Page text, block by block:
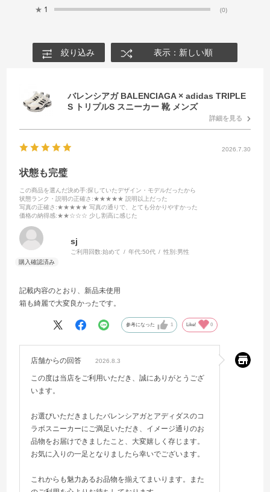
★ 1 (0)
絞り込み 表示：新しい順
バレンシアガ BALENCIAGA × adidas TRIPLE
S トリプルS スニーカー 靴 メンズ
詳細を見る
2026.7.30
状態も完璧
この商品を選んだ決め手:探していたデザイン・モデルだったから
状態ランク・説明の正確さ :★★★★★ 説明以上だった
写真の正確さ :★★★★★ 写真の通りで、とても分かりやすかった
価格の納得感:★★☆☆☆ 少し割高に感じた
sj
ご利用回数:始めて 年代:50代 性別:男性
記載内容のとおり、新品未使用
箱も綺麗で大変良かったです。
参考になった 1 Like! 0
店舗からの回答 2026.8.3
この度は当店をご利用いただき、誠にありがとうござ
います。
お選びいただきましたバレンシアガとアディダスのコ
ラボスニーカーにご満足いただき、イメージ通りのお
品物をお届けできましたこと、大変嬉しく存じます。
お気に入りの一足となりましたら幸いでございます。
これからも魅力あるお品物を揃えてまいります。また